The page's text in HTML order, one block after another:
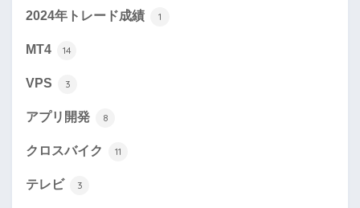
2024年トレード成績 1
MT4 14
VPS 3
アプリ開発 8
クロスバイク 11
テレビ 3